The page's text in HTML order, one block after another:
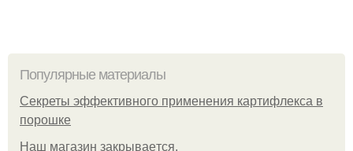
Популярные материалы
Секреты эффективного применения картифлекса в
порошке
Нaш магaзин зaкрывaeтся.